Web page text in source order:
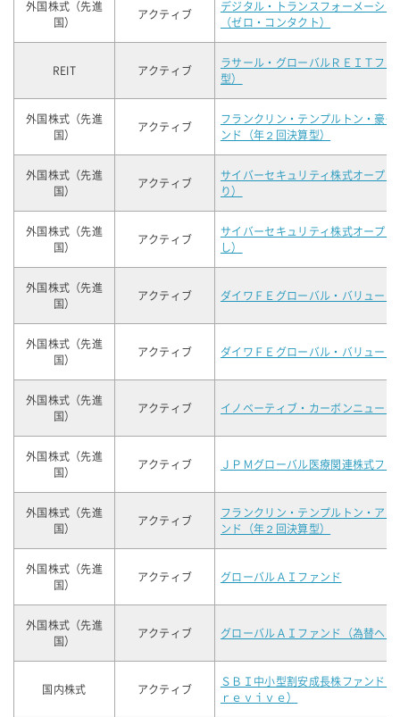
外国株式（先進
国）
アクティブ
デジタル・トランスフォーメーショ
（ゼロ・コンタクト）
REIT アクティブ
ラサール・グローバルＲＥＩＴファ
型）
外国株式（先進
国）
アクティブ
フランクリン・テンプルトン・豪
ンド（年２回決算型）
外国株式（先進
国）
アクティブ
サイバーセキュリティ株式オープン
り）
外国株式（先進
国）
アクティブ
サイバーセキュリティ株式オープン
し）
外国株式（先進
国）
アクティブ ダイワＦＥグローバル・バリュー
外国株式（先進
国）
アクティブ ダイワＦＥグローバル・バリュー
外国株式（先進
国）
アクティブ イノベーティブ・カーボンニュー
外国株式（先進
国）
アクティブ ＪＰＭグローバル医療関連株式ファ
外国株式（先進
国）
アクティブ
フランクリン・テンプルトン・ア
ンド（年２回決算型）
外国株式（先進
国）
アクティブ グローバルＡＩファンド
外国株式（先進
国）
アクティブ グローバルＡＩファンド（為替ヘッ
国内株式 アクティブ
ＳＢＩ中小型割安成長株ファンド
ｒｅｖｉｖｅ）